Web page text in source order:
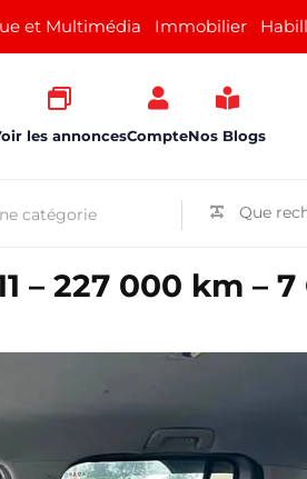
et Multimédia Immobilier
les annoncesCompteNos Blogs
– 227 000 km – 7